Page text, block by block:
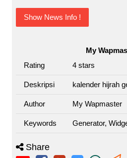
Show News Info !
My
Rating
4 stars
Deskripsi kalender hijrah
Author My Wapmaster
Keywords Generator,
Share